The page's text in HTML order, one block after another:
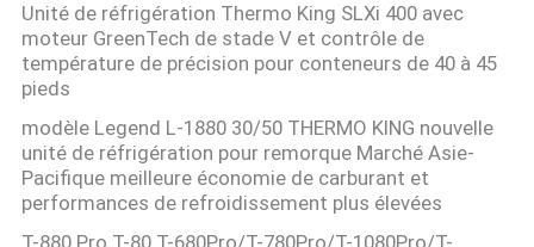
PROPOS
DE
NOUS
VISITE
Unité de réfrigération Thermo King SLXi 400 avec
moteur GreenTech de stade V et contrôle de
température de précision pour conteneurs de 40 à 45
pieds
modèle Legend L-1880 30/50 THERMO KING nouvelle
unité de réfrigération pour remorque Marché Asie-
Pacifique meilleure économie de carburant et
performances de refroidissement plus élevées